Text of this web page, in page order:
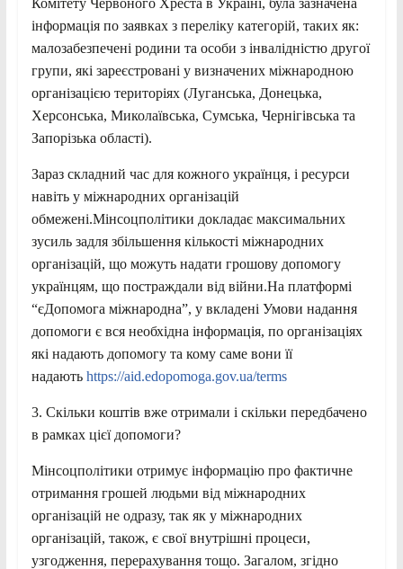
інформація по заявках з переліку категорій, таких як:
малозабезпечені родини та особи з інвалідністю другої
групи, які зареєстровані у визначених міжнародною
організацією територіях (Луганська, Донецька,
Херсонська, Миколаївська, Сумська, Чернігівська та
Запорізька області).
Зараз складний час для кожного українця, і ресурси
навіть у міжнародних організацій
обмежені.Мінсоцполітики докладає максимальних
зусиль задля збільшення кількості міжнародних
організацій, що можуть надати грошову допомогу
українцям, що постраждали від війни.На платформі
“єДопомога міжнародна”, у вкладені Умови надання
допомоги є вся необхідна інформація, по організаціях
які надають допомогу та кому саме вони її
надають https://aid.edopomoga.gov.ua/terms
3. Скільки коштів вже отримали і скільки передбачено
в рамках цієї допомоги?
Мінсоцполітики отримує інформацію про фактичне
отримання грошей людьми від міжнародних
організацій не одразу, так як у міжнародних
організацій, також, є свої внутрішні процеси,
узгодження, перерахування тощо. Загалом, згідно